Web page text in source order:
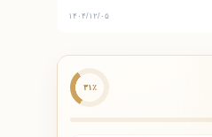
۱۴۰۴/۱۲/۰۵
۳۱٪